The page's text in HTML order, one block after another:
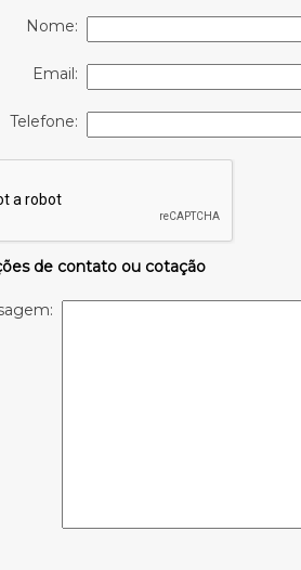
Nome:
Email:
Telefone:
de contato ou cotação